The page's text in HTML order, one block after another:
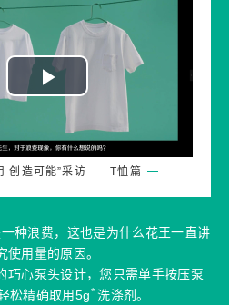
Play
Video
创造可能”采访——T恤篇
种浪费，这也是为什么花王一直讲
使用量的原因。
巧心泵头设计，您只需单手按压泵
松精确取用5g* 洗涤剂。